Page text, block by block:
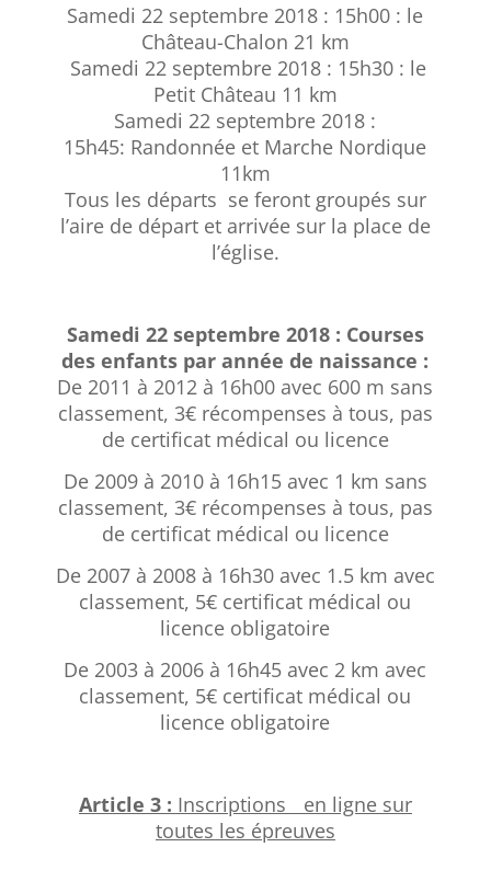
Samedi 22 septembre 2018 : 15h00 : le
Château-Chalon 21 km
Samedi 22 septembre 2018: 15h30 : le
Petit Château 11 km
Samedi 22 septembre 2018 :
15h45: Randonnée et Marche Nordique
11km
Tous les départs se feront groupés sur
l’aire de départ et arrivée sur la place de
l’église.
Samedi 22 septembre 2018: Courses
des enfants par année de naissance :
De 2011 à 2012 à 16h00 avec 600 m sans
classement, 3€ récompenses à tous, pas
de certificat médical ou licence
De 2009 à 2010 à 16h15 avec 1 km sans
classement, 3€récompenses à tous, pas
de certificat médical ou licence
De 2007 à 2008 à 16h30 avec 1.5 km avec
classement, 5€ certificat médical ou
licence obligatoire
De 2003 à 2006 à 16h45 avec 2 km avec
classement, 5€ certificat médical ou
licence obligatoire
Article 3 : Inscriptions en ligne sur
toutes les épreuves